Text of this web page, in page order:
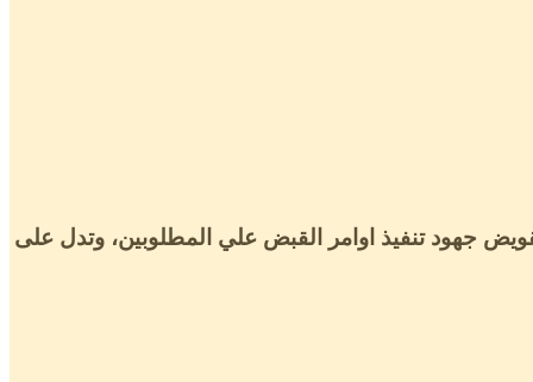
جهود تنفيذ اوامر القبض علي المطلوبين، وتدل على